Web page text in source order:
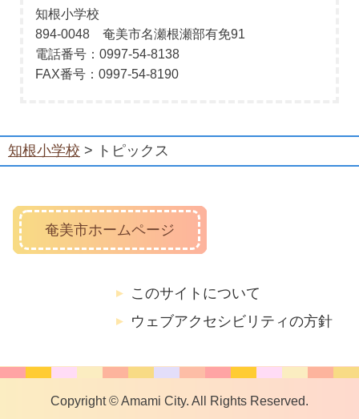
知根小学校
894-0048 奄美市名瀬根瀬部有免91
電話番号：0997-54-8138
FAX番号：0997-54-8190
知根小学校 > トピックス
奄美市ホームページ
このサイトについて
ウェブアクセシビリティの方針
Copyright © Amami City. All Rights Reserved.